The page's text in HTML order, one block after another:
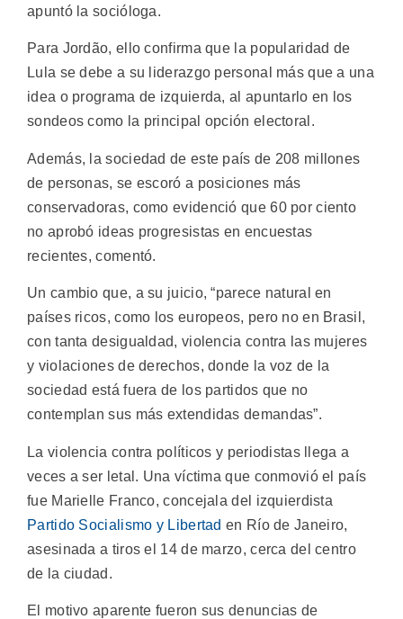
apuntó la socióloga.
Para Jordão, ello confirma que la popularidad de
Lula se debe a su liderazgo personal más que a una
idea o programa de izquierda, al apuntarlo en los
sondeos como la principal opción electoral.
Además, la sociedad de este país de 208 millones
de personas, se escoró a posiciones más
conservadoras, como evidenció que 60 por ciento
no aprobó ideas progresistas en encuestas
recientes, comentó.
Un cambio que, a su juicio, “parece natural en
países ricos, como los europeos, pero no en Brasil,
con tanta desigualdad, violencia contra las mujeres
y violaciones de derechos, donde la voz de la
sociedad está fuera de los partidos que no
contemplan sus más extendidas demandas”.
La violencia contra políticos y periodistas llega a
veces a ser letal. Una víctima que conmovió el país
fue Marielle Franco, concejala del izquierdista
Partido Socialismo y Libertad en Río de Janeiro,
asesinada a tiros el 14 de marzo, cerca del centro
de la ciudad.
El motivo aparente fueron sus denuncias de